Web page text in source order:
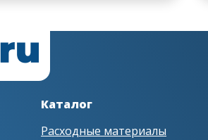
Каталог
Расходные материалы